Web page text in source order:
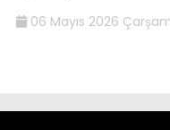
06 Mayıs 2026